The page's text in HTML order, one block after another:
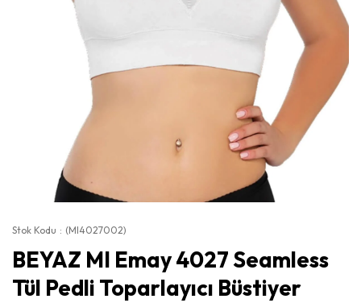
Stok Kodu (MI4027002)
BEYAZ MI Emay 4027 Seamless
Tül Pedli Toparlayıcı Büstiyer